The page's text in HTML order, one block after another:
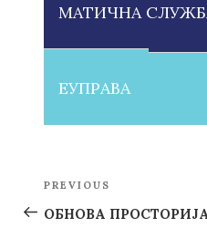
МАТИЧНА
ЕУПРАВА
Post
navigation
Previous
Post
PREVIOUS
ОБНОВА